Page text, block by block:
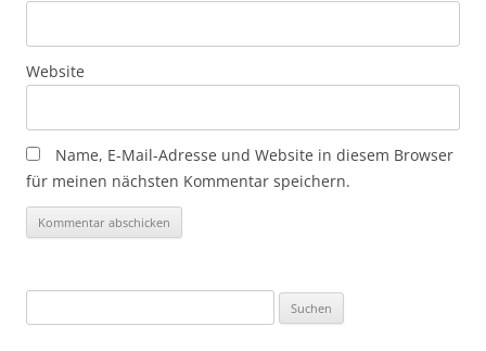
Website
Name, E-Mail-Adresse und Website in diesem Browser
für meinen nächsten Kommentar speichern.
nach: